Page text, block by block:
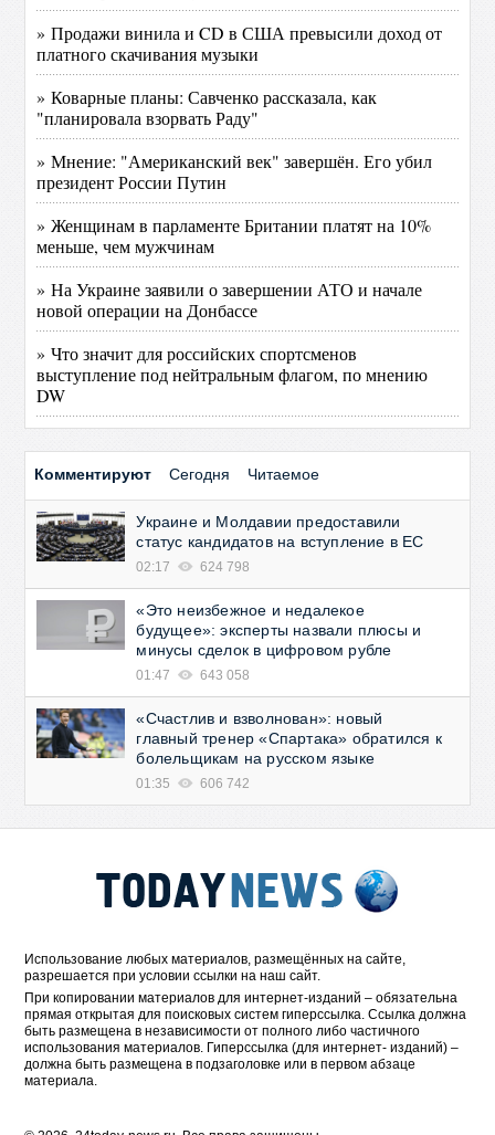
» Продажи винила и CD в США превысили доход от
платного скачивания музыки
» Коварные планы: Савченко рассказала, как
"планировала взорвать Раду"
» Мнение: "Американский век" завершён. Его убил
президент России Путин
» Женщинам в парламенте Британии платят на 10%
меньше, чем мужчинам
» На Украине заявили о завершении АТО и начале
новой операции на Донбассе
» Что значит для российских спортсменов
выступление под нейтральным флагом, по мнению
DW
Комментируют Сегодня Читаемое
Украине и Молдавии предоставили
статус кандидатов на вступление в ЕС
02:17 624 798
«Это неизбежное и недалекое
будущее»: эксперты назвали плюсы и
минусы сделок в цифровом рубле
01:47 643 058
«Счастлив и взволнован»: новый
главный тренер «Спартака» обратился к
болельщикам на русском языке
01:35 606 742
Использование любых материалов, размещённых на сайте,
разрешается при условии ссылки на наш сайт.
При копировании материалов для интернет-изданий – обязательна
прямая открытая для поисковых систем гиперссылка. Ссылка должна
быть размещена в независимости от полного либо частичного
использования материалов. Гиперссылка (для интернет- изданий) –
должна быть размещена в подзаголовке или в первом абзаце
материала.